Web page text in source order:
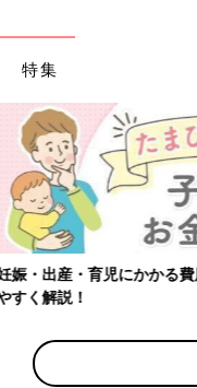
特集
【ワクチン接種できるもの